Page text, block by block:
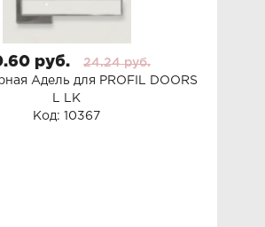
руб.
24.24 руб.
Адель для PROFIL DOORS
L LK
Код: 10367